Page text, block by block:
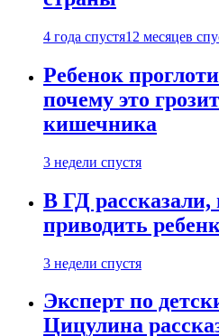
4 года спустя12 месяцев
Ребенок
почему это
кишечника
3 недели спустя
В ГД
приводить
3 недели спустя
Эксперт по
Цицулина